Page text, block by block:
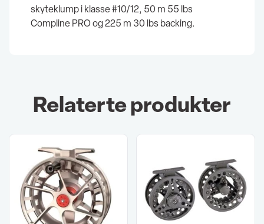
skyteklump i klasse #10/12, 50 m 55 lbs
Compline PRO og 225 m 30 lbs backing.
Relaterte produkter